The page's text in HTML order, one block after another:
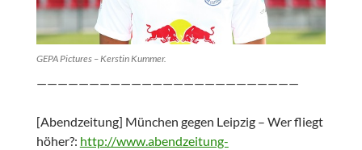
GEPA Pictures – Kerstin Kummer.
—————————————————————————
[Abendzeitung] München gegen Leipzig – Wer fliegt
höher?: http://www.abendzeitung-